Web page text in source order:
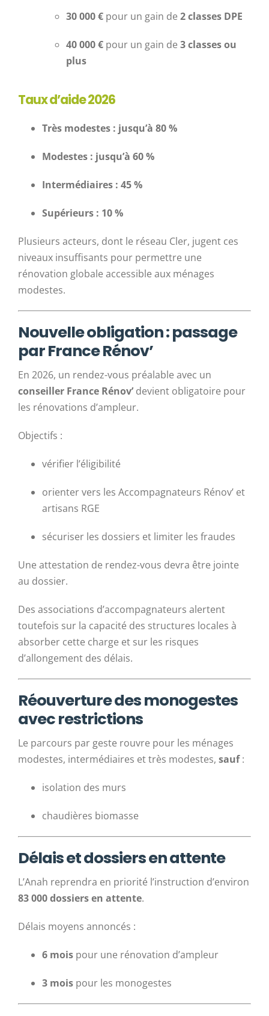
30 000 € pour un gain de 2 classes DPE
40 000 € pour un gain de 3 classes ou
plus
Taux d’aide 2026
Très modestes : jusqu’à 80 %
Modestes : jusqu’à 60 %
Intermédiaires : 45 %
Supérieurs : 10 %
Plusieurs acteurs, dont le réseau Cler, jugent ces
niveaux insuffisants pour permettre une
rénovation globale accessible aux ménages
modestes.
Nouvelle obligation : passage
par France Rénov’
En 2026, un rendez-vous préalable avec un
conseiller France Rénov’devient obligatoire pour
les rénovations d’ampleur.
Objectifs :
vérifier l’éligibilité
orienter vers les Accompagnateurs Rénov’ et
artisans RGE
sécuriser les dossiers et limiter les fraudes
Une attestation de rendez-vous devra être jointe
au dossier.
Des associations d’accompagnateurs alertent
toutefois sur la capacité des structures locales à
absorber cette charge et sur les risques
d’allongement des délais.
Réouverture des monogestes
avec restrictions
Le parcours par geste rouvre pour les ménages
modestes, intermédiaires et très modestes, sauf:
isolation des murs
chaudières biomasse
Délais et dossiers en attente
L’Anah reprendra en priorité l’instruction d’environ
83 000 dossiers en attente.
Délais moyens annoncés :
6 mois pour une rénovation d’ampleur
3 mois pour les monogestes